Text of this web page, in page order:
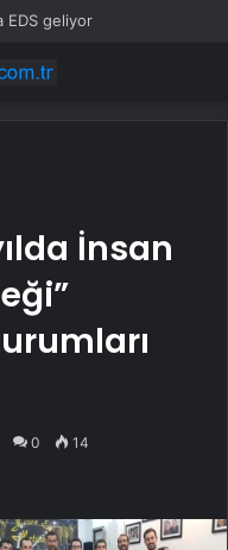
durağı; Aşk
İnsan
0 14